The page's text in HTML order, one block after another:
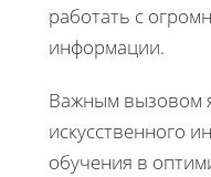
работать с
информации.
Важным вызовом
искусственного
обучения в